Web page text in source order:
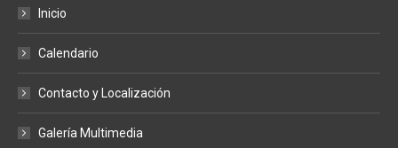
opens
window
opens
windowwindow
Inicio
Calendario
Contacto y Localización
Galería Multimedia